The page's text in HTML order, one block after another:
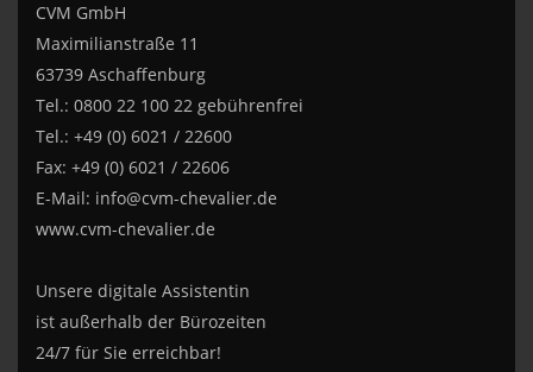
CVM GmbH
Maximilianstraße 11
63739 Aschaffenburg
Tel.: 0800 22 100 22 gebührenfrei
Tel.: +49 (0) 6021 / 22600
Fax: +49 (0) 6021 / 22606
E-Mail: info@cvm-chevalier.de
www.cvm-chevalier.de
Unsere digitale Assistentin
ist außerhalb der Bürozeiten
24/7 für Sie erreichbar!